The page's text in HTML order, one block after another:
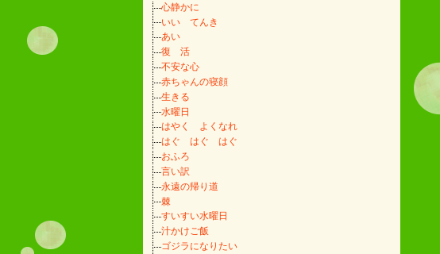
心静かに
いい てんき
あい
復 活
不安な心
赤ちゃんの寝顔
生きる
水曜日
はやく よくなれ
はぐ はぐ はぐ
おふろ
言い訳
永遠の帰り道
棘
すいすい水曜日
汁かけご飯
ゴジラになりたい